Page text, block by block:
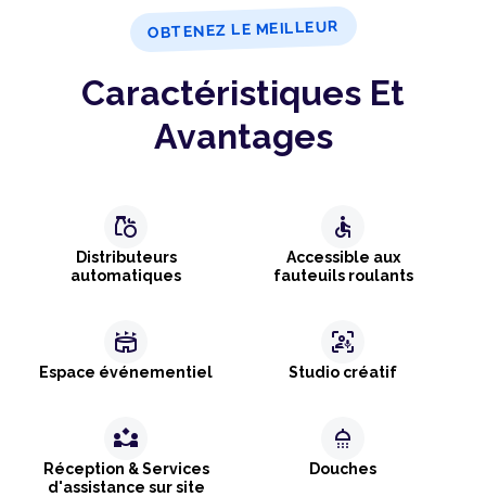
OBTENEZ LE MEILLEUR
Caractéristiques Et
Avantages
grocery
Distributeurs
automatiques
accessible
Accessible aux
fauteuils roulants
stadium
Espace événementiel
frame_person_mic
Studio créatif
partner_exchange
Réception & Services
d'assistance sur site
shower
Douches